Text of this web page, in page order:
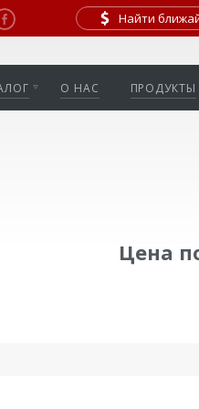
Найти
О НАС ПРОДУКТЫ
Цена